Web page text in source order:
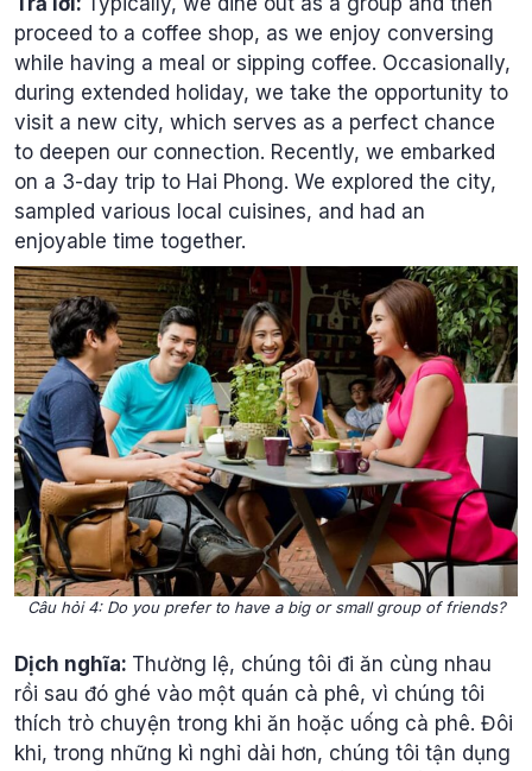
proceed to a coffee shop, as we enjoy conversing
while having a meal or sipping coffee. Occasionally,
during extended holiday, we take the opportunity to
visit a new city, which serves as a perfect chance
to deepen our connection. Recently, we embarked
on a 3-day trip to Hai Phong. We explored the city,
sampled various local cuisines, and had an
enjoyable time together.
Câu hỏi 4: Do you prefer to have a big or small group of friends?
Dịch nghĩa: Thường lệ, chúng tôi đi ăn cùng nhau
rồi sau đó ghé vào một quán cà phê, vì chúng tôi
thích trò chuyện trong khi ăn hoặc uống cà phê. Đôi
khi, trong những kì nghỉ dài hơn, chúng tôi tận dụng